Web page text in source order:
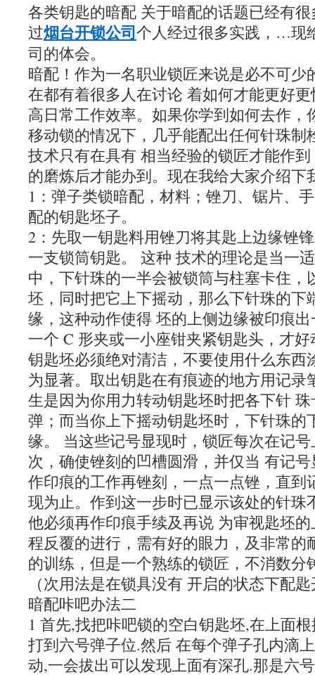
各类钥匙的暗配 关于暗配的话题已经有
过烟台开锁公司个人经过很多实践，…现
司的体会。
暗配！作为一名职业锁匠来说是必不可少
在都有着很多人在讨论 着如何才能更好
高日常工作效率。如果你学到如何去作，
移动锁的情况下，几乎能配出任何针珠制
技术只有在具有 相当经验的锁匠才能作
的磨炼后才能办到。现在我给大家介绍下
1：弹子类锁暗配，材料；锉刀、锯片、
配的钥匙坯子。
2：先取一钥匙料用锉刀将其匙上边缘锉
一支锁筒钥匙。
这种 技术的理论是当一
中，下针珠的一半会被锁筒与柱塞卡住，
坯，同时把它上下摇动，那么下针珠的下
缘，这种动作使得 坯的上侧边缘被印痕
一个 C 形夹或一小座钳夹紧钥匙头，才
钥匙坯必须绝对清洁，不要使用什么东西
为显著。取出钥匙在有痕迹的地方用记录
生是因为你用力转动钥匙坯时把各下针
弹；而当你上下摇动钥匙坯时，下针珠的
缘。 当这些记号显现时，锁匠每次在记
次，确使锉刻的凹槽圆滑，并仅当 有记
作印痕的工作再锉刻，一点一点锉，直到
现为止。作到这一步时已显示该处的针珠
他必须再作印痕手续及再说 为审视匙坯
程反覆的进行，需有好的眼力，及非常的
的训练，但是一个熟练的锁匠，不消数分
（次用法是在锁具没有 开启的状态下配
暗配咔吧办法二
1 首先,找把咔吧锁的空白钥匙坯,在上面
打到六号弹子位.然后 在每个弹子孔内滴
动,一会拔出可以发现上面有深孔.那是六